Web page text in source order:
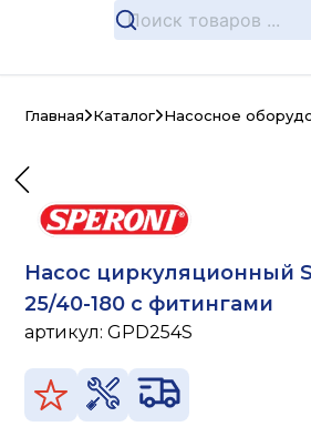
Главная Каталог Насосное
Насос циркуляционный
25/40-180 с фитингами
артикул:GPD254S